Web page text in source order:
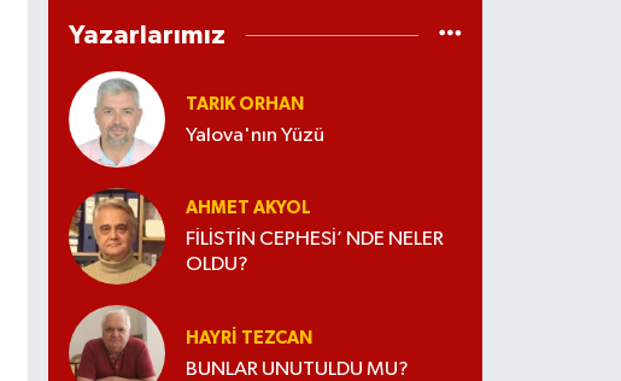
Yazarlarımız
TARIK ORHAN
Yalova'nın Yüzü
AHMET AKYOL
FİLİSTİN CEPHESİ’ NDE NELER
OLDU?
HAYRI TEZCAN
BUNLAR UNUTULDU MU?